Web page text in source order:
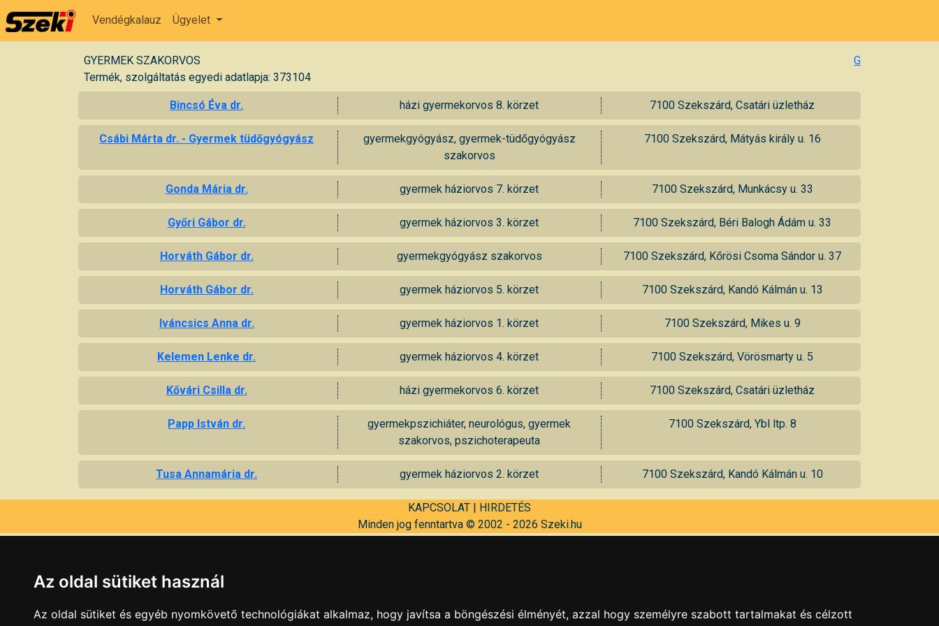
Vendégkalauz Ügyelet
GYERMEK SZAKORVOS
G
Termék, szolgáltatás egyedi adatlapja: 373104
Bincsó Éva dr. házi gyermekorvos 8. körzet 7100 Szekszárd, Csatári üzletház
Csábi Márta dr. - Gyermek tüdőgyógyász
gyermekgyógyász, gyermek-tüdőgyógyász
szakorvos
7100 Szekszárd, Mátyás király u. 16
Gonda Mária dr. gyermek háziorvos 7. körzet 7100 Szekszárd, Munkácsy u. 33
Győri Gábor dr. gyermek háziorvos 3. körzet 7100 Szekszárd, Béri Balogh Ádám u. 33
Horváth Gábor dr. gyermekgyógyász szakorvos 7100 Szekszárd, Kőrösi Csoma Sándor u. 37
Horváth Gábor dr. gyermek háziorvos 5. körzet 7100 Szekszárd, Kandó Kálmán u. 13
Iváncsics Anna dr. gyermek háziorvos 1. körzet 7100 Szekszárd, Mikes u. 9
Kelemen Lenke dr. gyermek háziorvos 4. körzet 7100 Szekszárd, Vörösmarty u. 5
Kővári Csilla dr. házi gyermekorvos 6. körzet 7100 Szekszárd, Csatári üzletház
Papp István dr.
gyermekpszichiáter, neurológus, gyermek
szakorvos, pszichoterapeuta
7100 Szekszárd, Ybl ltp. 8
Tusa Annamária dr. gyermek háziorvos 2. körzet 7100 Szekszárd, Kandó Kálmán u. 10
KAPCSOLAT | HIRDETÉS
Minden jog fenntartva © 2002 - 2026 Szeki.hu
Az oldal sütiket használ
Az oldal sütiket és egyéb nyomkövető technológiákat alkalmaz, hogy javítsa a böngészési élményét, azzal hogy személyre szabott tartalmakat és célzott